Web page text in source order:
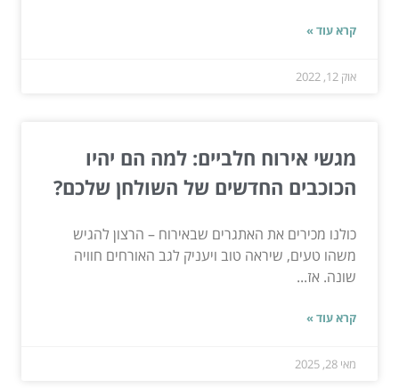
קרא עוד »
אוק 12, 2022
מגשי אירוח חלביים: למה הם יהיו
הכוכבים החדשים של השולחן שלכם?
כולנו מכירים את האתגרים שבאירוח – הרצון להגיש
משהו טעים, שיראה טוב ויעניק לגב האורחים חוויה
שונה. אז...
קרא עוד »
מאי 28, 2025